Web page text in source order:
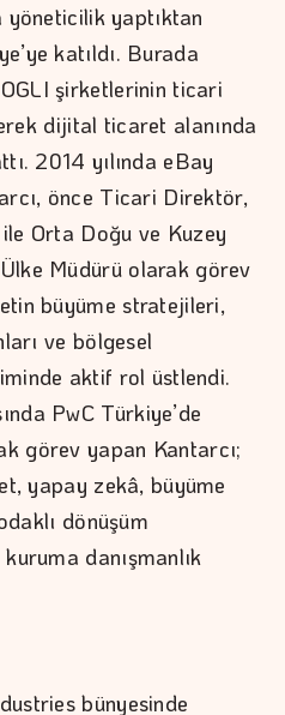
yaptıktan
katıldı. Burada
şirketlerinin ticari
dijital ticaret alanında
2014 yılında eBay
önce Ticari Direktör,
Orta Doğu ve Kuzey
Müdürü olarak görev
büyüme stratejileri,
ve bölgesel
aktif rol üstlendi.
PwC Türkiye’de
görev yapan Kantarcı;
yapay zekâ, büyüme
dönüşüm
danışmanlık
bünyesinde